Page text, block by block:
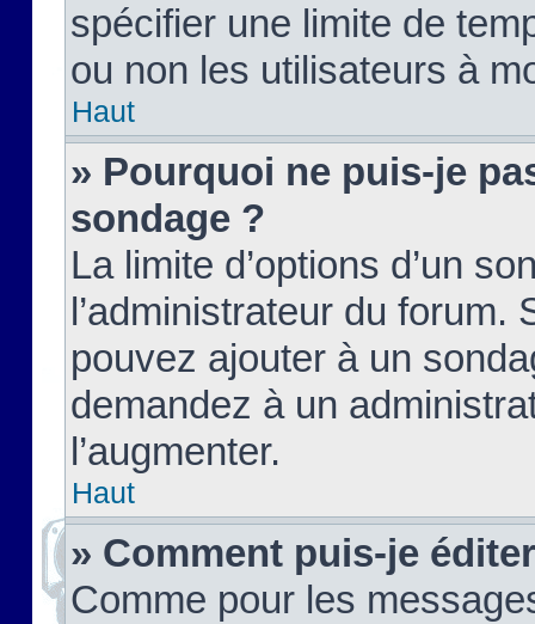
spécifier une limite de
ou non les utilisateurs à
Haut
» Pourquoi ne puis-je
sondage ?
La limite d’options d’un
l’administrateur du forum.
pouvez ajouter à un
demandez à un
l’augmenter.
Haut
» Comment puis-je
Comme pour les